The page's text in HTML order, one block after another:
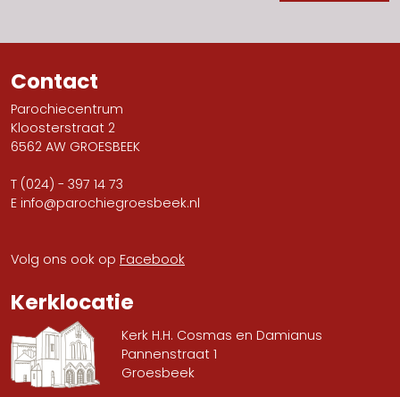
Contact
Parochiecentrum
Kloosterstraat 2
6562 AW GROESBEEK
T (024) - 397 14 73
E info@parochiegroesbeek.nl
Volg ons ook op Facebook
Kerklocatie
Kerk H.H. Cosmas en Damianus
Pannenstraat 1
Groesbeek